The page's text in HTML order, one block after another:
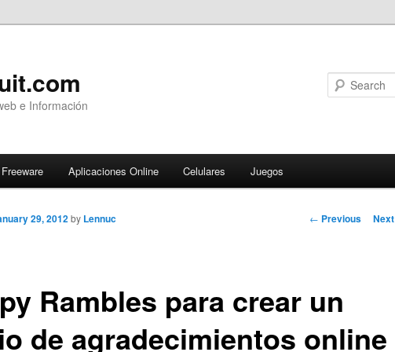
e Información
Freeware Aplicaciones Online Celulares Juegos
Post
← Previous Next
Rambles para crear un
de agradecimientos online
29, 2012 by Lennuc